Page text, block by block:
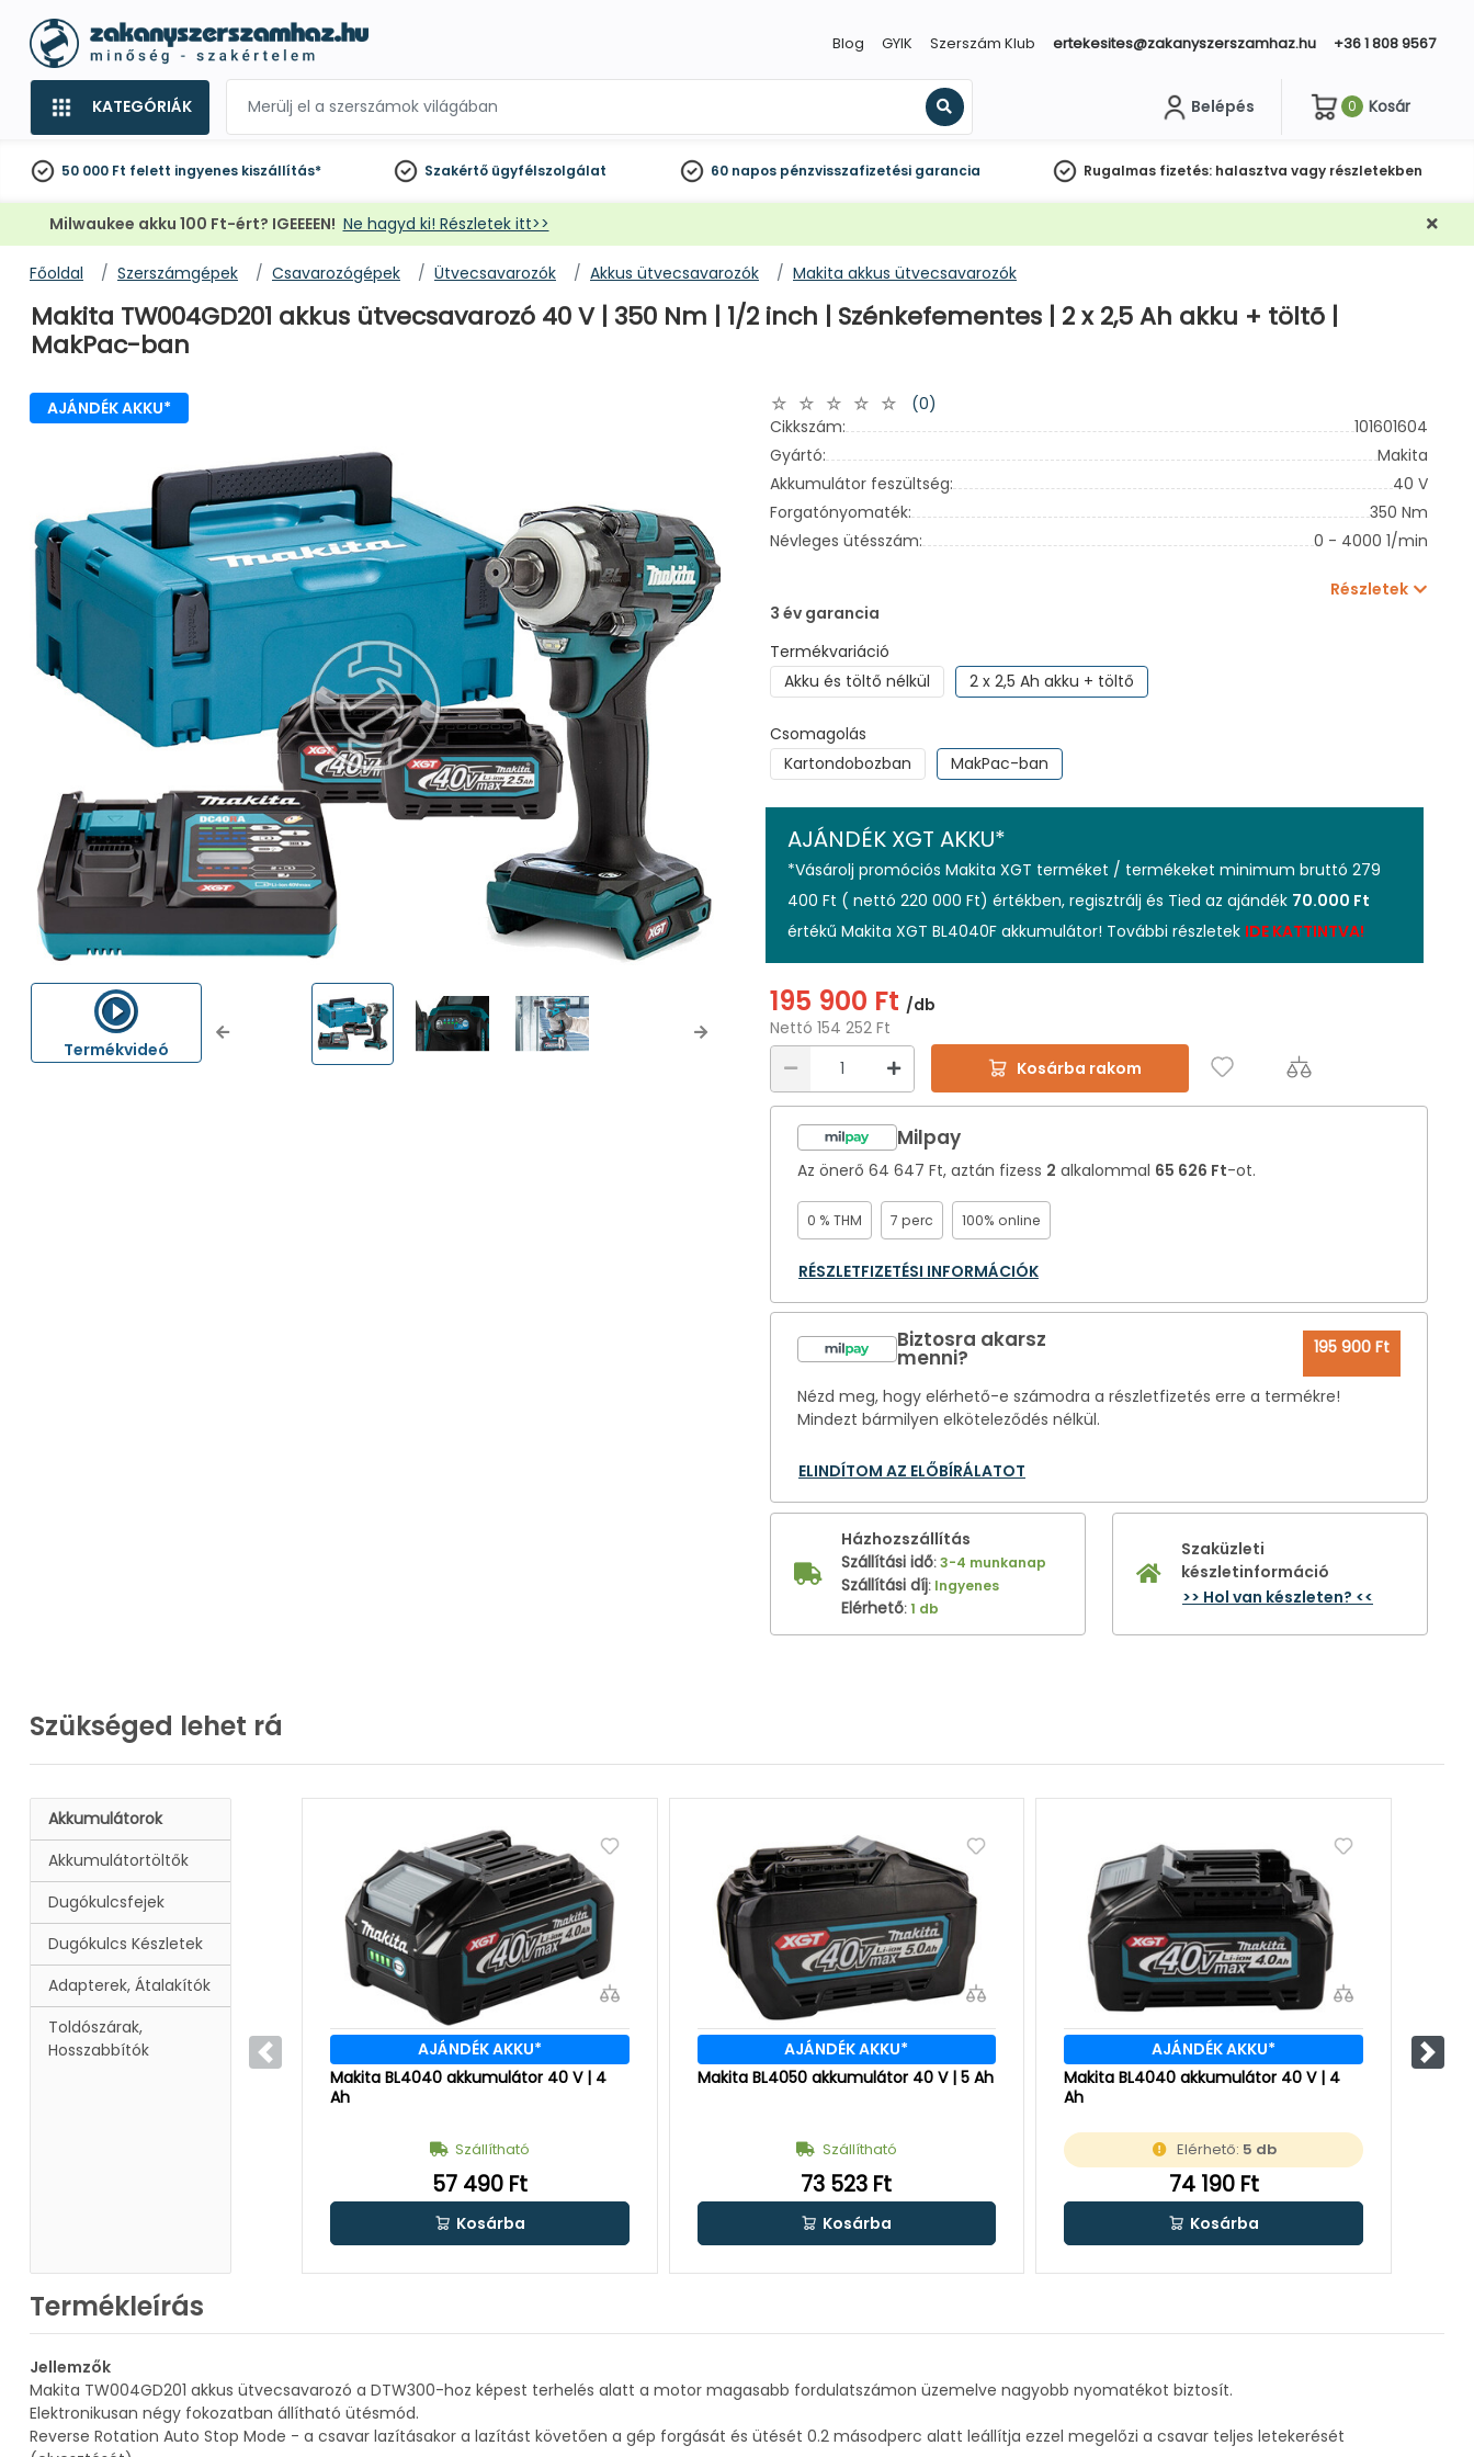
Blog GYIK Szerszám Klub ertekesites@zakanyszerszamhaz.hu +36 1 808 9567
KATEGÓRIÁK
Keresés
Belépés 0 Kosár
50 000 Ft felett ingyenes kiszállítás* Szakértő ügyfélszolgálat 60 napos pénzvisszafizetési garancia Rugalmas fizetés: halasztva vagy részletekben
Milwaukee akku 100 Ft-ért? IGEEEEN! Ne hagyd ki! Részletek itt>>
Főoldal Szerszámgépek Csavarozógépek Ütvecsavarozók Akkus ütvecsavarozók Makita akkus ütvecsavarozók
Makita TW004GD201 akkus ütvecsavarozó 40 V | 350 Nm | 1/2 inch | Szénkefementes | 2 x 2,5 Ah akku + töltõ |
MakPac-ban
AJÁNDÉK AKKU*
Termékvideó Previous Next
(0)
Cikkszám:
101601604
Gyártó:
Makita
Akkumulátor feszültség:
40 V
Forgatónyomaték:
350 Nm
Névleges ütésszám:
0 - 4000 1/min
Részletek
3 év garancia
Termékvariáció
Akku és töltő nélkül
2 x 2,5 Ah akku + töltő
Csomagolás
Kartondobozban
MakPac-ban
AJÁNDÉK XGT AKKU*
*Vásárolj promóciós Makita XGT terméket / termékeket minimum bruttó 279
400 Ft ( nettó 220 000 Ft) értékben, regisztrálj és Tied az ajándék 70.000 Ft
értékű Makita XGT BL4040F akkumulátor! További részletek IDE KATTINTVA!
195 900 Ft /db
Nettó 154 252 Ft
Kosárba rakom
Milpay
Az önerő 64 647 Ft, aztán fizess 2 alkalommal 65 626 Ft-ot.
0 % THM 7 perc 100% online
RÉSZLETFIZETÉSI INFORMÁCIÓK
Biztosra akarsz
menni? 195 900 Ft
Nézd meg, hogy elérhető-e számodra a részletfizetés erre a termékre!
Mindezt bármilyen elköteleződés nélkül.
ELINDÍTOM AZ ELŐBÍRÁLATOT
Házhozszállítás
Szállítási idő:3-4 munkanap
Szállítási díj: Ingyenes
Elérhető:1 db
Szaküzleti
készletinformáció
>> Hol van készleten? <<
Szükséged lehet rá
Akkumulátorok
Akkumulátortöltők
Dugókulcsfejek
Dugókulcs Készletek
Adapterek, Átalakítók
Toldószárak,
Hosszabbítók
Előző
AJÁNDÉK AKKU*
Makita BL4040 akkumulátor 40 V | 4
Ah
Szállítható
57 490 Ft
Kosárba
AJÁNDÉK AKKU*
Makita BL4050 akkumulátor 40 V | 5 Ah
Szállítható
73 523 Ft
Kosárba
AJÁNDÉK AKKU*
Makita BL4040 akkumulátor 40 V | 4
Ah
Elérhető: 5 db
74 190 Ft
Kosárba
Termékleírás
Jellemzők
Makita TW004GD201 akkus ütvecsavarozó a DTW300-hoz képest terhelés alatt a motor magasabb fordulatszámon üzemelve nagyobb nyomatékot biztosít.
Elektronikusan négy fokozatban állítható ütésmód.
Reverse Rotation Auto Stop Mode - a csavar lazításakor a lazítást követően a gép forgását és ütését 0.2 másodperc alatt leállítja ezzel megelőzi a csavar teljes letekerését